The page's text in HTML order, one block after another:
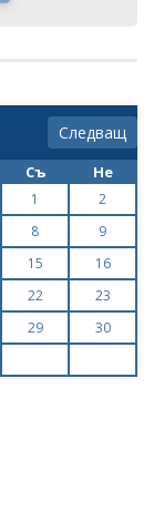
Следващ
Съ Не
1
2
8
9
15
16
22
23
29
30